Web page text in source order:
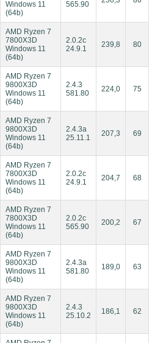
Windows 11
(64b)
565.90
AMD Ryzen 7
7800X3D
Windows 11
(64b)
2.0.2c
24.9.1
239,8 80
AMD Ryzen 7
9800X3D
Windows 11
(64b)
2.4.3
581.80
224,0 75
AMD Ryzen 7
9800X3D
Windows 11
(64b)
2.4.3a
25.11.1
207,3 69
AMD Ryzen 7
7800X3D
Windows 11
(64b)
2.0.2c
24.9.1
204,7 68
AMD Ryzen 7
7800X3D
Windows 11
(64b)
2.0.2c
565.90
200,2 67
AMD Ryzen 7
9800X3D
Windows 11
(64b)
2.4.3a
581.80
189,0 63
AMD Ryzen 7
9800X3D
Windows 11
(64b)
2.4.3
25.10.2
186,1 62